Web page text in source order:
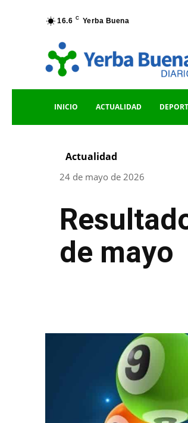
16.6 C Yerba Buena
INICIO ACTUALIDAD
Actualidad
24 de mayo de 2026
de mayo